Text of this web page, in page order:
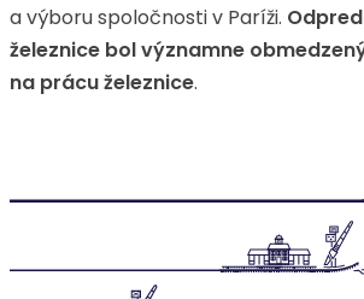
a výboru spoločnosti v Paríži.
železnice bol významne
na prácu železnice.